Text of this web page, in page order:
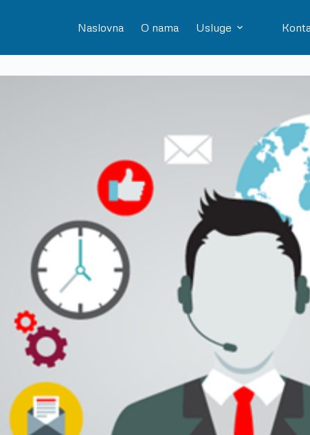
Naslovna O nama Usluge